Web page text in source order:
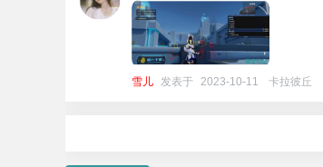
雪儿 发表于 2023-10-11 卡拉彼丘